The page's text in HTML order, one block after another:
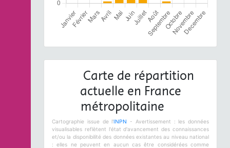
Carte de répartition
actuelle en France
métropolitaine
Cartographie issue de l'INPN
- Avertissement : les données
visualisables reflètent l'état d'avancement des connaissances
et/ou la disponibilité des données existantes au niveau national
: elles ne peuvent en aucun cas être considérées comme